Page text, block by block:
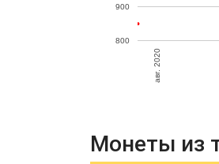
авг. 2020
800
900
Монеты из